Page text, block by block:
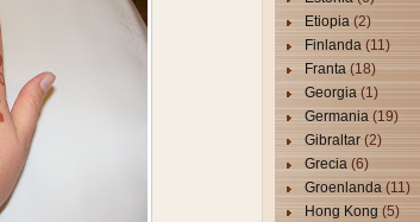
Etiopia (2)
Finlanda (11)
Franta (18)
Georgia (1)
Germania (19)
Gibraltar (2)
Grecia (6)
Groenlanda (11)
Hong Kong (5)